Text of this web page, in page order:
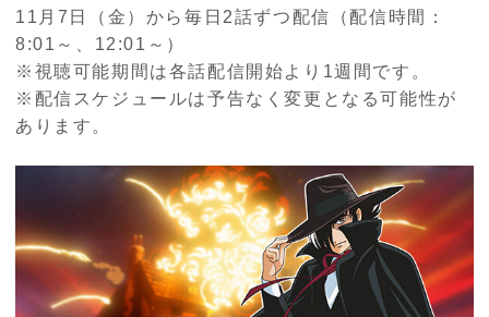
11月7日（金）から毎日2話ずつ配信（配信時間：
8:01～、12:01～）
※視聴可能期間は各話配信開始より1週間です。
※配信スケジュールは予告なく変更となる可能性が
あります。